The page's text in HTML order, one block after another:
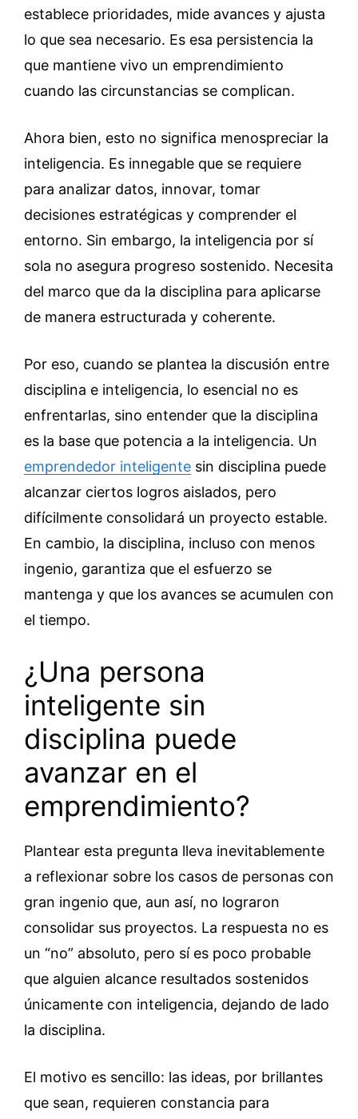
establece prioridades, mide avances y ajusta
lo que sea necesario. Es esa persistencia la
que mantiene vivo un emprendimiento
cuando las circunstancias se complican.
Ahora bien, esto no significa menospreciar la
inteligencia. Es innegable que se requiere
para analizar datos, innovar, tomar
decisiones estratégicas y comprender el
entorno. Sin embargo, la inteligencia por sí
sola no asegura progreso sostenido. Necesita
del marco que da la disciplina para aplicarse
de manera estructurada y coherente.
Por eso, cuando se plantea la discusión entre
disciplina e inteligencia, lo esencial no es
enfrentarlas, sino entender que la disciplina
es la base que potencia a la inteligencia. Un
emprendedor inteligente sin disciplina puede
alcanzar ciertos logros aislados, pero
difícilmente consolidará un proyecto estable.
En cambio, la disciplina, incluso con menos
ingenio, garantiza que el esfuerzo se
mantenga y que los avances se acumulen con
el tiempo.
¿Una persona
inteligente sin
disciplina puede
avanzar en el
emprendimiento?
Plantear esta pregunta lleva inevitablemente
a reflexionar sobre los casos de personas con
gran ingenio que, aun así, no lograron
consolidar sus proyectos. La respuesta no es
un “no” absoluto, pero sí es poco probable
que alguien alcance resultados sostenidos
únicamente con inteligencia, dejando de lado
la disciplina.
El motivo es sencillo: las ideas, por brillantes
que sean, requieren constancia para